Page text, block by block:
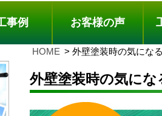
事例 お客様の声
HOME 外壁塗装時の気にな
外壁塗装時の気に